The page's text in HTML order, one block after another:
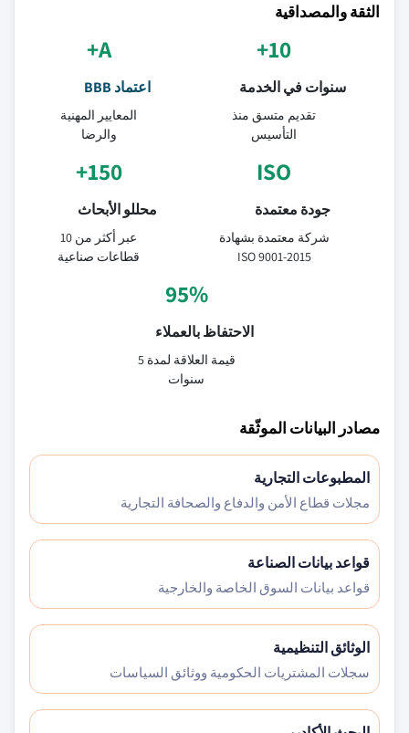
الثقة والمصداقية
10+
سنوات في الخدمة
تقديم متسق منذ
التأسيس
A+
اعتماد BBB
المعايير المهنية
والرضا
ISO
جودة معتمدة
شركة معتمدة بشهادة
ISO 9001-2015
150+
محللو الأبحاث
عبر أكثر من 10
قطاعات صناعية
95%
الاحتفاظ بالعملاء
قيمة العلاقة لمدة 5
سنوات
مصادر البيانات الموثّقة
المطبوعات التجارية
مجلات قطاع الأمن والدفاع والصحافة التجارية
قواعد بيانات الصناعة
قواعد بيانات السوق الخاصة والخارجية
الوثائق التنظيمية
سجلات المشتريات الحكومية ووثائق السياسات